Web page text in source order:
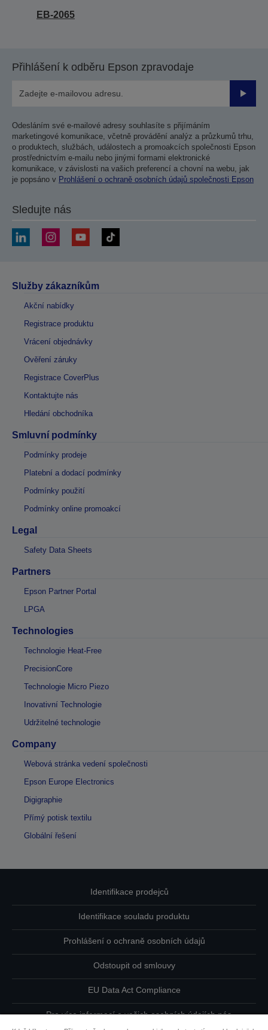
EB-2065
Přihlášení k odběru Epson zpravodaje
Odesláním své e-mailové adresy souhlasíte s přijímáním
marketingové komunikace, včetně provádění analýz a průzkumů trhu,
o produktech, službách, událostech a promoakcích společnosti Epson
prostřednictvím e-mailu nebo jinými formami elektronické
komunikace, v závislosti na vašich preferencí a chovní na webu, jak
je popsáno v Prohlášení o ochraně osobních údajů společnosti Epson
Sledujte nás
Služby zákazníkům
Akční nabídky
Registrace produktu
Vrácení objednávky
Ověření záruky
Registrace CoverPlus
Kontaktujte nás
Hledání obchodníka
Smluvní podmínky
Podmínky prodeje
Platební a dodací podmínky
Podmínky použití
Podmínky online promoakcí
Legal
Safety Data Sheets
Partners
Epson Partner Portal
LPGA
Technologies
Technologie Heat-Free
PrecisionCore
Technologie Micro Piezo
Inovativní Technologie
Udržitelné technologie
Company
Webová stránka vedení společnosti
Epson Europe Electronics
Digigraphie
Přímý potisk textilu
Globální řešení
Identifikace prodejců
Identifikace souladu produktu
Prohlášení o ochraně osobních údajů
Odstoupit od smlouvy
EU Data Act Compliance
Pro více informací o vašich osobních údajích nás